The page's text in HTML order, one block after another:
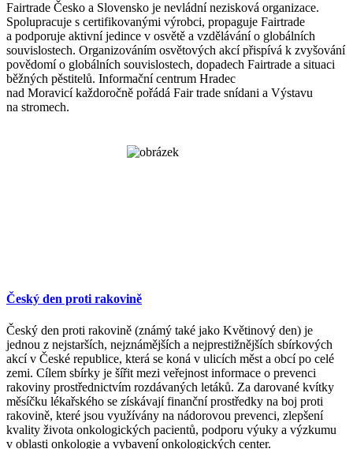
Fairtrade Česko a Slovensko je nevládní nezisková organizace.
Spolupracuje s certifikovanými výrobci, propaguje Fairtrade
a podporuje aktivní jedince v osvětě a vzdělávání o globálních
souvislostech. Organizováním osvětových akcí přispívá k zvyšování
povědomí o globálních souvislostech, dopadech Fairtrade a situaci
běžných pěstitelů. Informační centrum Hradec
nad Moravicí každoročně pořádá Fair trade snídani a Výstavu
na stromech.
Český den proti rakovině
Český den proti rakovině (známý také jako Květinový den) je
jednou z nejstarších, nejznámějších a nejprestižnějších sbírkových
akcí v České republice, která se koná v ulicích měst a obcí po celé
zemi. Cílem sbírky je šířit mezi veřejnost informace o prevenci
rakoviny prostřednictvím rozdávaných letáků. Za darované kvítky
měsíčku lékařského se získávají finanční prostředky na boj proti
rakovině, které jsou využívány na nádorovou prevenci, zlepšení
kvality života onkologických pacientů, podporu výuky a výzkumu
v oblasti onkologie a vybavení onkologických center.